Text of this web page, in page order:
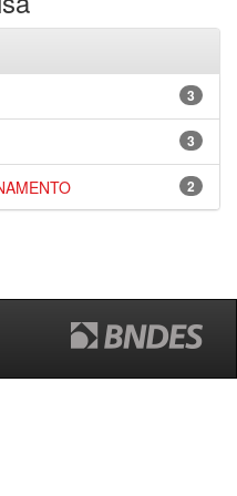
3
3
2